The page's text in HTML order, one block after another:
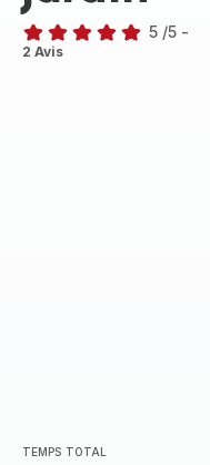
Avis
5 /5 -
2 Avis
TEMPS TOTAL